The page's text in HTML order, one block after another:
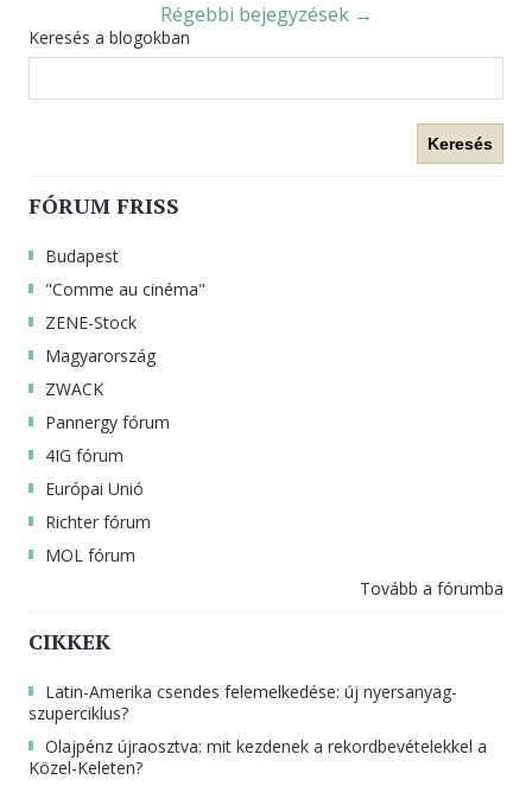
Régebbi bejegyzések →
Keresés a blogokban
Keresés
FÓRUM FRISS
Budapest
"Comme au cinéma"
ZENE-Stock
Magyarország
ZWACK
Pannergy fórum
4IG fórum
Európai Unió
Richter fórum
MOL fórum
Tovább a fórumba
CIKKEK
Latin-Amerika csendes felemelkedése: új nyersanyag-
szuperciklus?
Olajpénz újraosztva: mit kezdenek a rekordbevételekkel a
Közel-Keleten?